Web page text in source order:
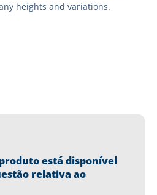
heights and variations.
está disponível
relativa ao